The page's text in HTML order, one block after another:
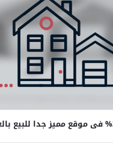
فيلا كاش بخصم 25% فى موقع مميز جدا